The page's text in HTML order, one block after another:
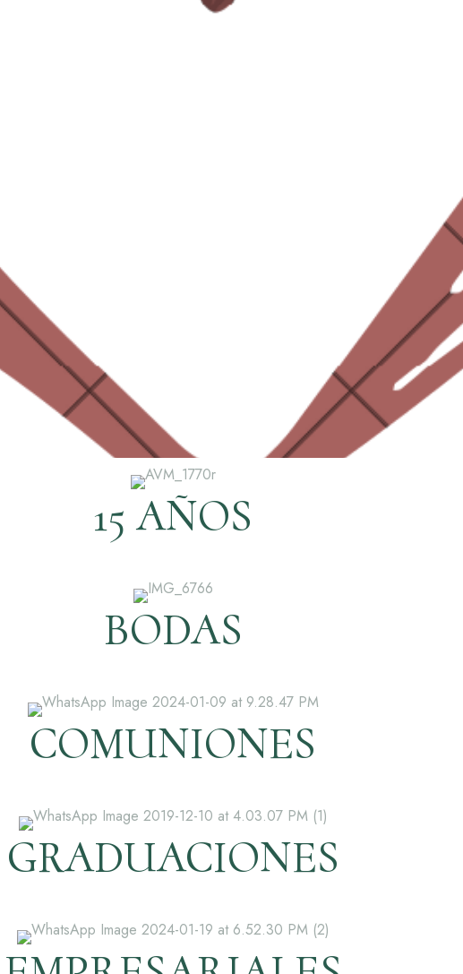
15 AÑOS
BODAS
COMUNIONES
GRADUACIONES